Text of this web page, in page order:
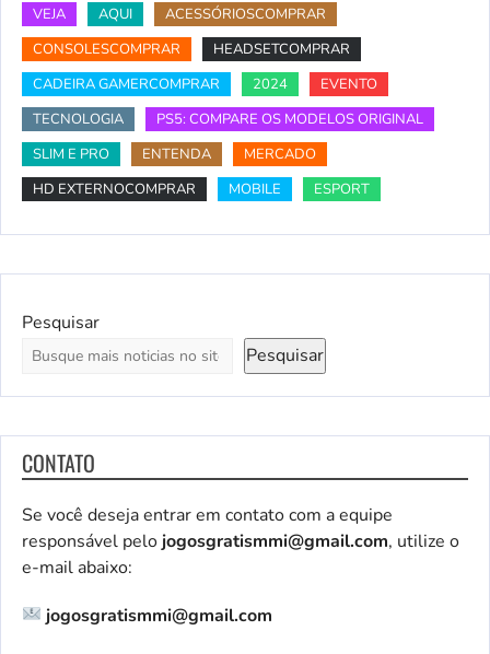
VEJA
AQUI
ACESSÓRIOSCOMPRAR
CONSOLESCOMPRAR
HEADSETCOMPRAR
CADEIRA GAMERCOMPRAR
2024
EVENTO
TECNOLOGIA
PS5: COMPARE OS MODELOS ORIGINAL
SLIM E PRO
ENTENDA
MERCADO
HD EXTERNOCOMPRAR
MOBILE ESPORT
Pesquisar
Pesquisar
CONTATO
Se você deseja entrar em contato com a equipe
responsável pelo jogosgratismmi@gmail.com, utilize o
e-mail abaixo:
jogosgratismmi@gmail.com